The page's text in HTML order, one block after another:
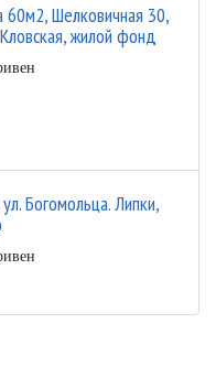
Шелковичная 30,
жилой фонд
Богомольца. Липки,